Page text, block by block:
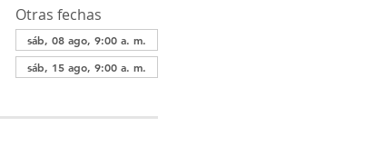
Otras fechas
sáb, 08 ago, 9:00 a. m.
sáb, 15 ago, 9:00 a. m.